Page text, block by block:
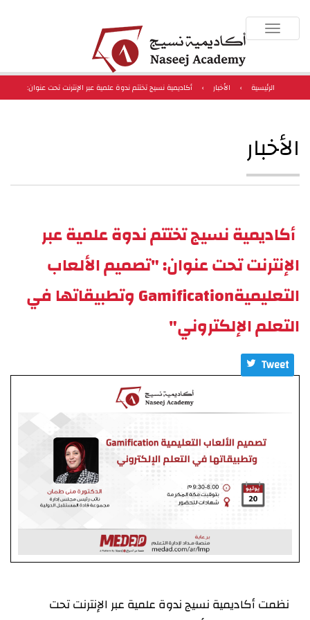
Toggle
navigation
الرئيسية › الأخبار ›
أكاديمية نسيج تختتم ندوة علمية عبر الإنترنت تحت عنوان:
الأخبار
أكاديمية نسيج تختتم ندوة علمية عبر
الإنترنت تحت عنوان: "تصميم الألعاب
التعليميةGamification وتطبيقاتها في
التعلم الإلكتروني"
Tweet
نظمت أكاديمية نسيج ندوة علمية عبر الإنترنت تحت